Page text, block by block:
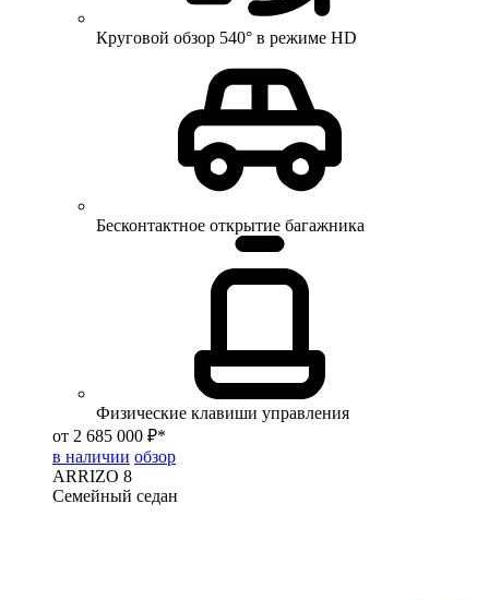
Круговой обзор 540° в режиме HD
Бесконтактное открытие багажника
Физические клавиши управления
от 2 685 000 ₽*
в наличии обзор
ARRIZO 8
Семейный седан